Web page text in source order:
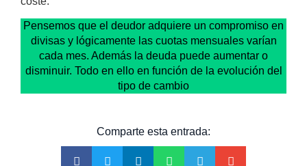
Pensemos que el deudor adquiere un compromiso en
divisas y lógicamente las cuotas mensuales varían
cada mes. Además la deuda puede aumentar o
disminuir. Todo en ello en función de la evolución del
tipo de cambio
Comparte esta entrada: